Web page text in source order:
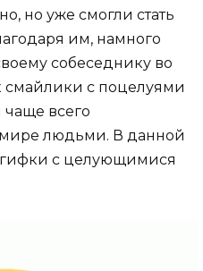
но уже смогли стать
им, намного
собеседнику во
смайлики с поцелуями
всего
людьми. В данной
с целующимися